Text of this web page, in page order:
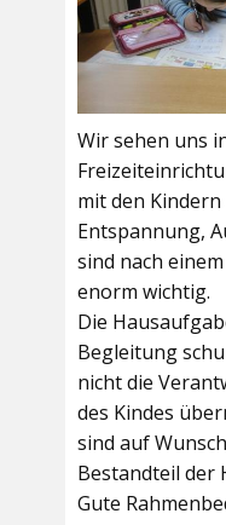
Wir sehen uns
mit den
Entspannung,
sind nach
enorm wichtig.
Die
Begleitung
nicht die
des Kindes
sind auf
Bestandteil der
Gute